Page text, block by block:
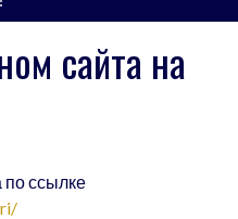
сайта на
по ссылке